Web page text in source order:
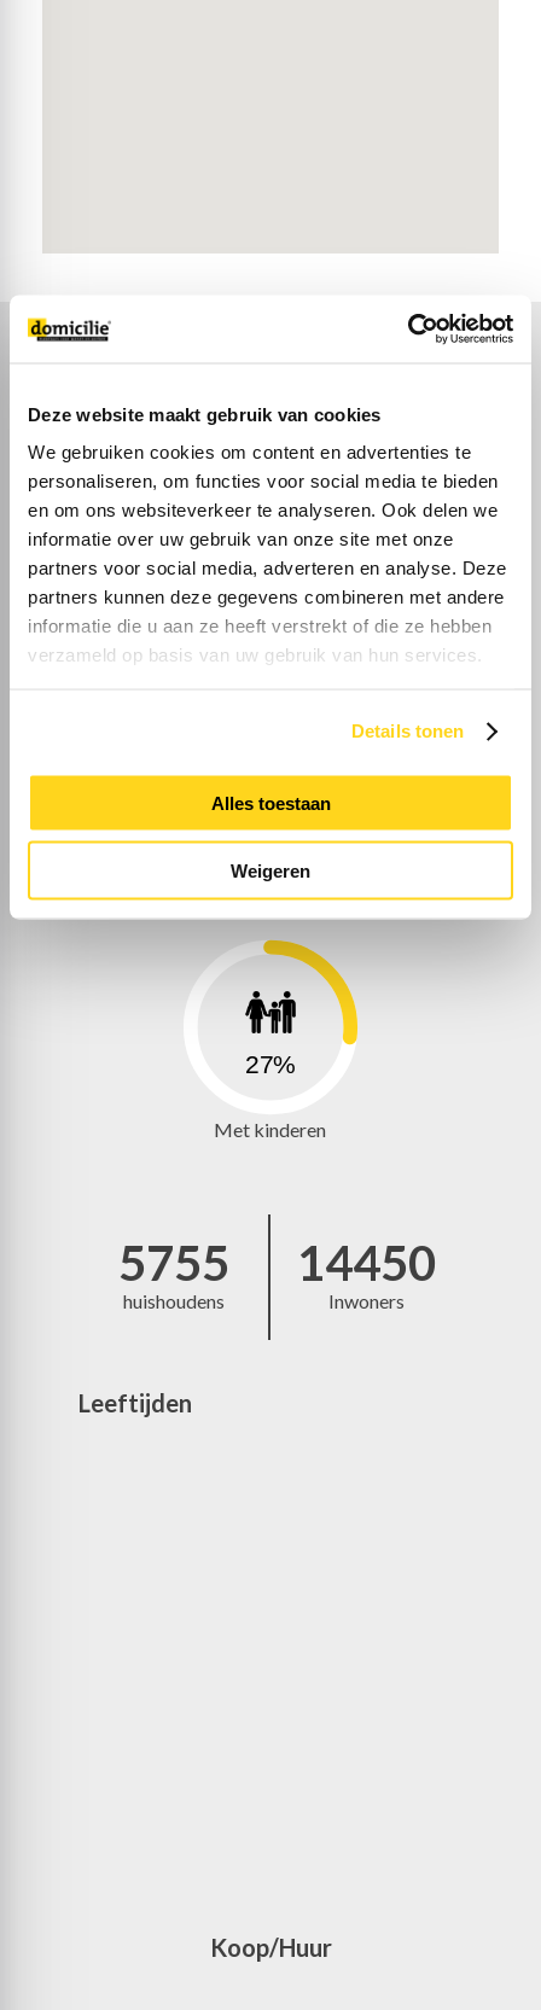
Deze website maakt gebruik van cookies
We gebruiken cookies om content en advertenties te
personaliseren, om functies voor social media te bieden
en om ons websiteverkeer te analyseren. Ook delen we
informatie over uw gebruik van onze site met onze
partners voor social media, adverteren en analyse. Deze
partners kunnen deze gegevens combineren met andere
informatie die u aan ze heeft verstrekt of die ze hebben
verzameld op basis van uw gebruik van hun services.
Details tonen
Alles toestaan
Weigeren
Algemene woondata
25%
Eenpersoons
28%
Zonder kinderen
27%
Met kinderen
5755
huishoudens
14450
Inwoners
Leeftijden
Koop/Huur